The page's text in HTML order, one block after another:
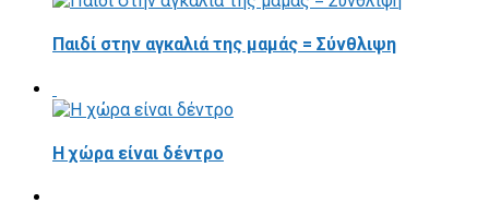
Παιδί στην αγκαλιά της μαμάς = Σύνθλιψη
Η χώρα είναι δέντρο